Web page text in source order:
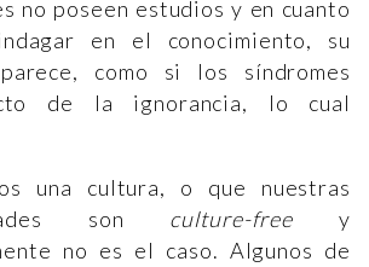
no poseen estudios y en cuanto
en el conocimiento, su
como si los síndromes
de la ignorancia, lo cual
una cultura, o que nuestras
son culture-free y
no es el caso. Algunos de